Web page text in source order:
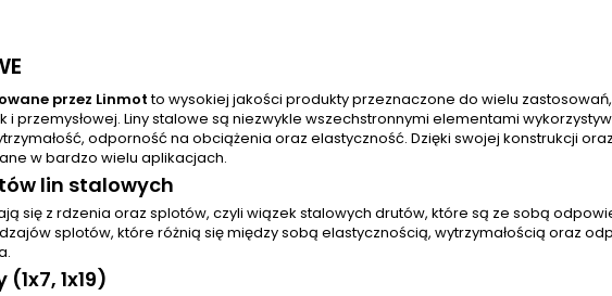
przez Linmotto wysokiej jakości produkty przeznaczone do wielu
i przemysłowej. Liny stalowe są niezwykle wszechstronnymi elementami
odporność na obciążenia oraz elastyczność. Dzięki swojej konstrukcji
w bardzo wielu aplikacjach.
lin stalowych
się z rdzenia oraz splotów, czyli wiązek stalowych drutów, które są ze sobą
splotów, które różnią się między sobą elastycznością, wytrzymałością oraz
1x19)